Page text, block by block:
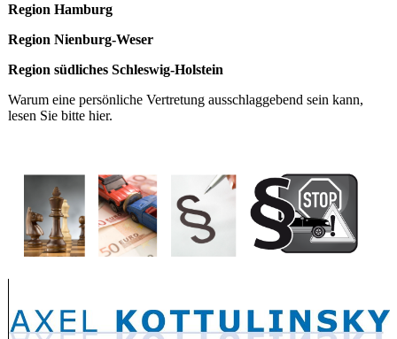
Region Hamburg
Region Nienburg-Weser
Region südliches Schleswig-Holstein
Warum eine persönliche Vertretung ausschlaggebend sein kann,
lesen Sie bitte hier.